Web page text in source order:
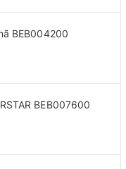
BEB004200
BEB007600